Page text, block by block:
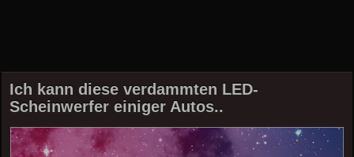
Ich kann diese verdammten LED-
Scheinwerfer einiger Autos..